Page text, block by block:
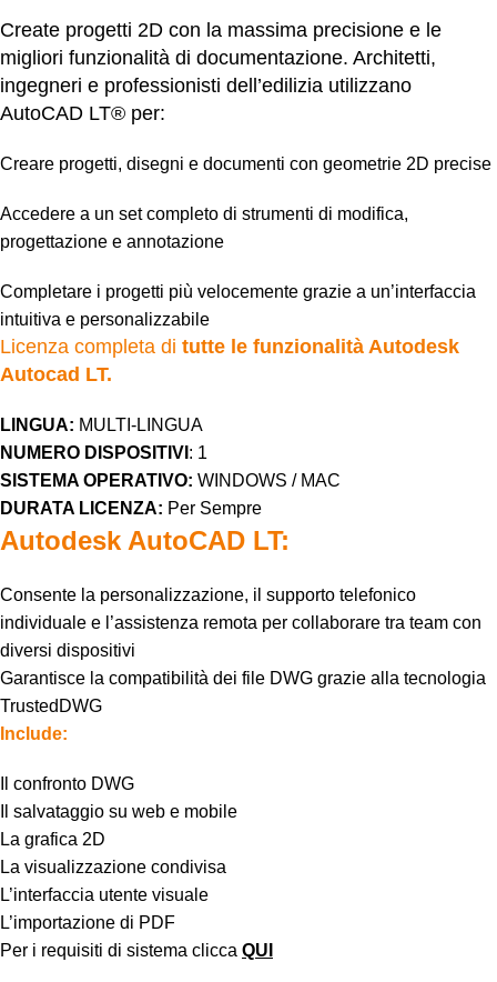
Create progetti 2D con la massima precisione e le
migliori funzionalità di documentazione. Architetti,
ingegneri e professionisti dell’edilizia utilizzano
AutoCAD LT® per:
Creare progetti, disegni e documenti con geometrie 2D precise
Accedere a un set completo di strumenti di modifica,
progettazione e annotazione
Completare i progetti più velocemente grazie a un’interfaccia
intuitiva e personalizzabile
Licenza completa di tutte le funzionalità Autodesk
Autocad LT.
LINGUA: MULTI-LINGUA
NUMERO DISPOSITIVI : 1
SISTEMA OPERATIVO: WINDOWS / MAC
DURATA LICENZA: Per Sempre
Autodesk AutoCAD LT:
Consente la personalizzazione, il supporto telefonico
individuale e l’assistenza remota per collaborare tra team con
diversi dispositivi
Garantisce la compatibilità dei file DWG grazie alla tecnologia
TrustedDWG
Include:
Il confronto DWG
Il salvataggio su web e mobile
La grafica 2D
La visualizzazione condivisa
L’interfaccia utente visuale
L’importazione di PDF
Per i requisiti di sistema clicca QUI